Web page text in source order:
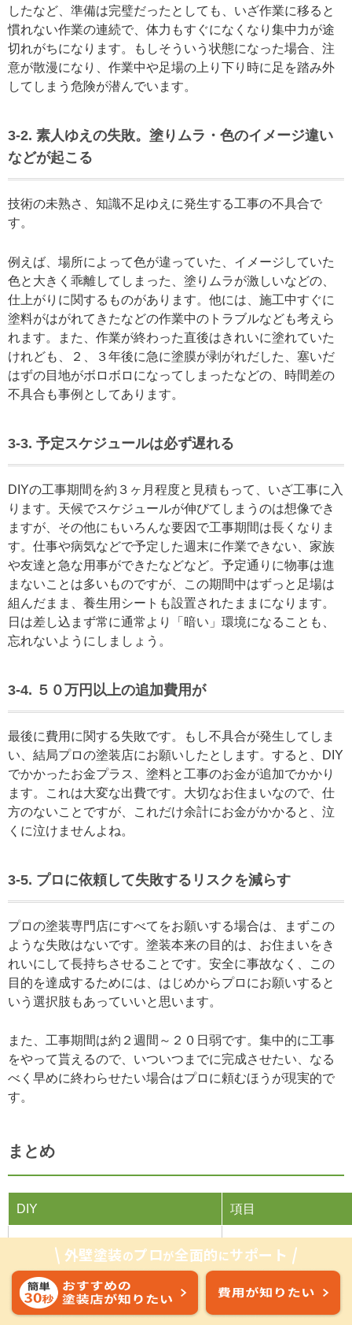
したなど、準備は完璧だったとしても、いざ作業に移ると
慣れない作業の連続で、体力もすぐになくなり集中力が途
切れがちになります。もしそういう状態になった場合、注
意が散漫になり、作業中や足場の上り下り時に足を踏み外
してしまう危険が潜んでいます。
3-2. 素人ゆえの失敗。塗りムラ・色のイメージ違い
などが起こる
技術の未熟さ、知識不足ゆえに発生する工事の不具合で
す。
例えば、場所によって色が違っていた、イメージしていた
色と大きく乖離してしまった、塗りムラが激しいなどの、
仕上がりに関するものがあります。他には、施工中すぐに
塗料がはがれてきたなどの作業中のトラブルなども考えら
れます。また、作業が終わった直後はきれいに塗れていた
けれども、２、３年後に急に塗膜が剥がれだした、塞いだ
はずの目地がボロボロになってしまったなどの、時間差の
不具合も事例としてあります。
3-3. 予定スケジュールは必ず遅れる
DIYの工事期間を約３ヶ月程度と見積もって、いざ工事に入
ります。天候でスケジュールが伸びてしまうのは想像でき
ますが、その他にもいろんな要因で工事期間は長くなりま
す。仕事や病気などで予定した週末に作業できない、家族
や友達と急な用事ができたなどなど。予定通りに物事は進
まないことは多いものですが、この期間中はずっと足場は
組んだまま、養生用シートも設置されたままになります。
日は差し込まず常に通常より「暗い」環境になることも、
忘れないようにしましょう。
3-4. ５０万円以上の追加費用が
最後に費用に関する失敗です。もし不具合が発生してしま
い、結局プロの塗装店にお願いしたとします。すると、DIY
でかかったお金プラス、塗料と工事のお金が追加でかかり
ます。これは大変な出費です。大切なお住まいなので、仕
方のないことですが、これだけ余計にお金がかかると、泣
くに泣けませんよね。
3-5. プロに依頼して失敗するリスクを減らす
プロの塗装専門店にすべてをお願いする場合は、まずこの
ような失敗はないです。塗装本来の目的は、お住まいをき
れいにして長持ちさせることです。安全に事故なく、この
目的を達成するためには、はじめからプロにお願いすると
いう選択肢もあっていいと思います。
また、工事期間は約２週間～２０日弱です。集中的に工事
をやって貰えるので、いついつまでに完成させたい、なる
べく早めに終わらせたい場合はプロに頼むほうが現実的で
す。
まとめ
DIY 項目
３０万円～５０万円 価格
とにかく危険。入念な準備と慎重
外壁塗装のプロが全面的にサポート